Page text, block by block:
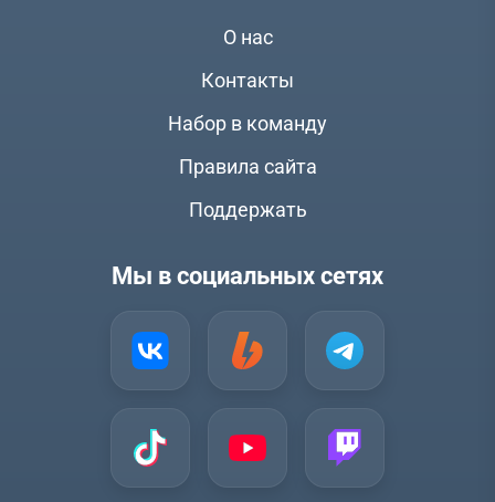
О нас
Контакты
Набор в команду
Правила сайта
Поддержать
Мы в социальных сетях